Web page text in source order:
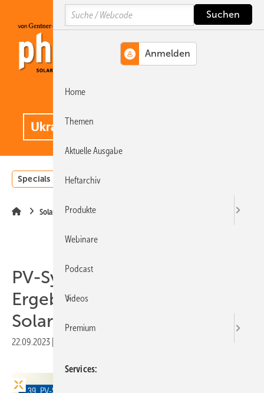
Hauptinhalt
Hauptmenü
SiteSearch
Specials Einstrahlungsatlas
Solarmodule
PV-Symposium 2024: Neue
Ergebnisse mit der
Solarbranche teilen
22.09.2023
Search
Home
Themen
Aktuelle Ausgabe
Heftarchiv
Produkte
Webinare
Podcast
Videos
Premium
Services